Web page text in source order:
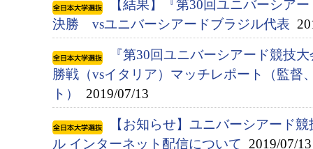
【結果】『第30回ユニバーシア
決勝 vsユニバーシアードブラジル代表
『第30回ユニバーシアード競技
勝戦（vsイタリア）マッチレポート（監督
ト）
2019/07/13
【お知らせ】ユニバーシアード
ル インターネット配信について 2019/07/13